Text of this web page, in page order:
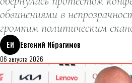
обвинениями в
громким политическим
ЕИ
Евгений Ибрагимов
06 августа 2026